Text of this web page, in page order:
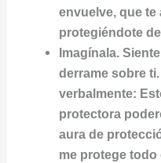
envuelve, que
protegiéndote
Imagínala.
derrame sobre
verbalmente:
protectora
aura de
me protege